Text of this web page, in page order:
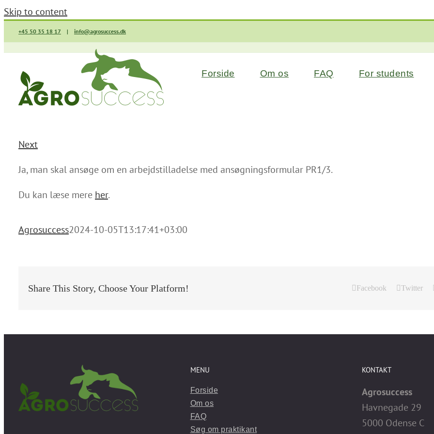
Skip to content
+45 50 35 18 17 | info@agrosuccess.dk
Forside Om os FAQ For students
Next
Ja, man skal ansøge om en arbejdstilladelse med ansøgningsformular PR1/3.
Du kan læse mere her.
Agrosuccess2024-10-05T13:17:41+03:00
Share This Story, Choose Your Platform! Facebook Twitter
MENU
Forside
Om os
FAQ
Søg om praktikant
KONTAKT
Agrosuccess
Havnegade 29
5000 Odense C